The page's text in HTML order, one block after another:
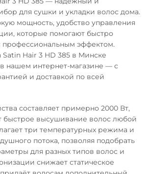
для сушки и укладки волос дома.
мощность, удобство управления
которые помогают быстро
профессиональным эффектом.
Hair 3 HD 385 в Минске
нашем интернет-магазине — с
и доставкой по всей
составляет примерно 2000 Вт,
быстрое высушивание волос любой
три температурных режима и
потока, позволяя подобрать
для разных типов волос и
снижает статическое